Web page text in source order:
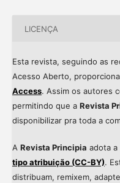
LICENÇA
Esta revista, seguindo as
Acesso Aberto,
Access. Assim os autores
permitindo que a Revista
disponibilizar pra toda a
A Revista Principia adota a
tipo atribuição (CC-BY).
distribuam, remixem,